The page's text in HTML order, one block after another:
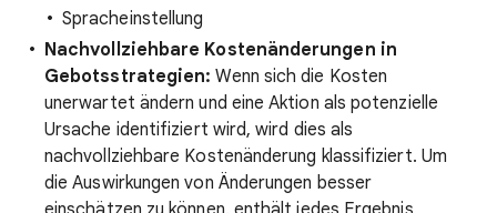
Spracheinstellung
Nachvollziehbare Kostenänderungen in
Gebotsstrategien: Wenn sich die Kosten
unerwartet ändern und eine Aktion als potenzielle
Ursache identifiziert wird, wird dies als
nachvollziehbare Kostenänderung klassifiziert. Um
die Auswirkungen von Änderungen besser